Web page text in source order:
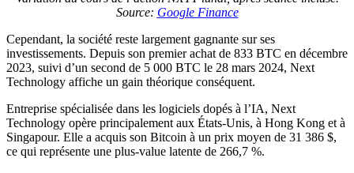
Source: Google Finance
Cependant, la société reste largement gagnante sur ses
investissements. Depuis son premier achat de 833 BTC en décembre
2023, suivi d’un second de 5 000 BTC le 28 mars 2024, Next
Technology affiche un gain théorique conséquent.
Entreprise spécialisée dans les logiciels dopés à l’IA, Next
Technology opère principalement aux États-Unis, à Hong Kong et à
Singapour. Elle a acquis son Bitcoin à un prix moyen de 31 386 $,
ce qui représente une plus-value latente de 266,7 %.